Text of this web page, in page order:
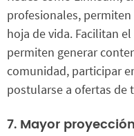
profesionales,
hoja de vida. Facilitan
permiten generar
comunidad, participar
postularse a ofertas de
7. Mayor